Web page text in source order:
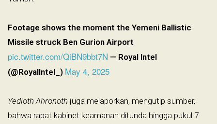
Footage shows the moment the Yemeni Ballistic
Missile struck Ben Gurion Airport
pic.twitter.com/QiBN9bbt7N — Royal Intel
(@RoyalIntel_) May 4, 2025
Yedioth Ahronoth juga melaporkan, mengutip sumber,
bahwa rapat kabinet keamanan ditunda hingga pukul 7